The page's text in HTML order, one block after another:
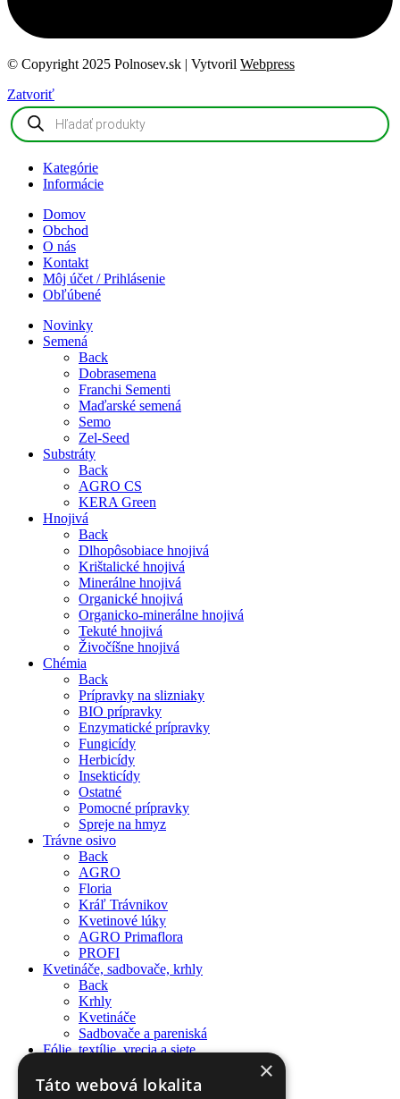
© Copyright 2025 Polnosev.sk | Vytvoril Webpress
Zatvoriť
Products
search
Kategórie
Informácie
Domov
Obchod
O nás
Kontakt
Môj účet / Prihlásenie
Obľúbené
Novinky
Semená
Back
Dobrasemena
Franchi Sementi
Maďarské semená
Semo
Zel-Seed
Substráty
Back
AGRO CS
KERA Green
Hnojivá
Back
Dlhopôsobiace hnojivá
Krištalické hnojivá
Minerálne hnojivá
Organické hnojivá
Organicko-minerálne hnojivá
Tekuté hnojivá
Živočíšne hnojivá
Chémia
Back
Prípravky na slizniaky
BIO prípravky
Enzymatické prípravky
Fungicídy
Herbicídy
Insekticídy
Ostatné
Pomocné prípravky
Spreje na hmyz
Trávne osivo
Back
AGRO
Floria
Kráľ Trávnikov
Kvetinové lúky
AGRO Primaflora
PROFI
Kvetináče, sadbovače, krhly
Back
Krhly
Kvetináče
Sadbovače a pareniská
Fólie, textílie, vrecia a siete
AGRO fólia
×
Táto webová lokalita